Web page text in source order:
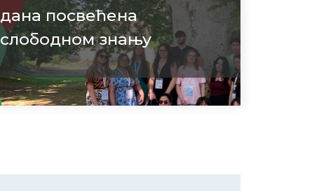
дана посвећена
слободном знању